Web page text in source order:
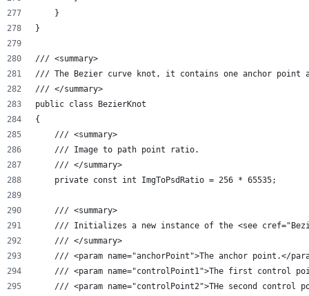
    }
}
/// <summary>
/// The Bezier curve knot, it contains one anchor point
/// </summary>
public class BezierKnot
{
    /// <summary>
    /// Image to path point ratio.
    /// </summary>
    private const int ImgToPsdRatio = 256 * 65535;
    /// <summary>
/// Initializes a new instance of the <see
    /// </summary>
/// <param name="anchorPoint">The anchor point.</
/// <param name="controlPoint1">The first control
/// <param name="controlPoint2">THe second control